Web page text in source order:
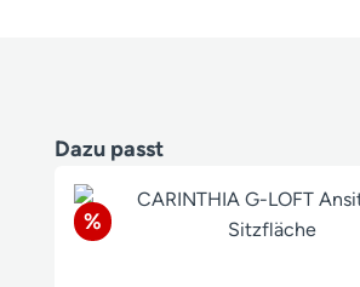
Produktgalerie überspringen
Dazu passt
Rabatt
%